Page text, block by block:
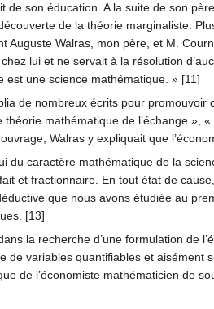
son éducation. A la suite de son
de la théorie marginaliste.
Auguste Walras, mon père, et M.
lui et ne servait à la résolution
est une science mathématique. » [11]
de nombreux écrits pour promouvoir
mathématique de l’échange
Walras y expliquait que
du caractère mathématique de la
et fractionnaire. En tout état de
que nous avons étudiée au
[13]
la recherche d’une formulation de
de variables quantifiables et
de l’économiste mathématicien de